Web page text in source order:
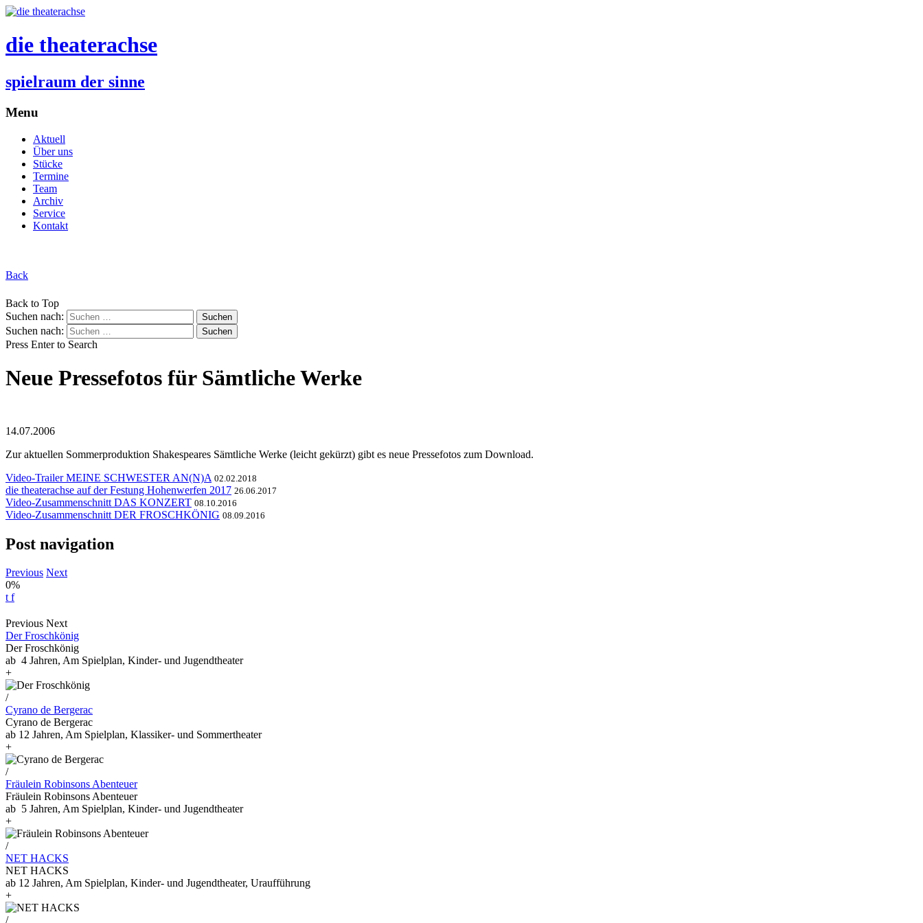
die theaterachse
spielraum der sinne
Menu
Aktuell
Über uns
Stücke
Termine
Team
Archiv
Service
Kontakt
Back
Back to Top
Suchen nach:
Suchen nach:
Press Enter to Search
Neue Pressefotos für Sämtliche Werke
14.07.2006
Zur aktuellen Sommerproduktion Shakespeares Sämtliche Werke (leicht gekürzt) gibt es neue Pressefotos zum Download.
Video-Trailer MEINE SCHWESTER AN(N)A 02.02.2018
die theaterachse auf der Festung Hohenwerfen 2017 26.06.2017
Video-Zusammenschnitt DAS KONZERT 08.10.2016
Video-Zusammenschnitt DER FROSCHKÖNIG 08.09.2016
Post navigation
Previous Next
0%
t f
Previous Next
Der Froschkönig
Der Froschkönig
ab 4 Jahren, Am Spielplan, Kinder- und Jugendtheater
+
/
Cyrano de Bergerac
Cyrano de Bergerac
ab 12 Jahren, Am Spielplan, Klassiker- und Sommertheater
+
/
Fräulein Robinsons Abenteuer
Fräulein Robinsons Abenteuer
ab 5 Jahren, Am Spielplan, Kinder- und Jugendtheater
+
/
NET HACKS
NET HACKS
ab 12 Jahren, Am Spielplan, Kinder- und Jugendtheater, Uraufführung
+
/